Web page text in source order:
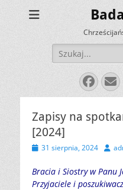
Szukaj:
E-
Zapisy na
[2024]
Opublikowano
31 sierpnia, 2024 Autor
Bracia i Siostry w Panu
Przyjaciele i